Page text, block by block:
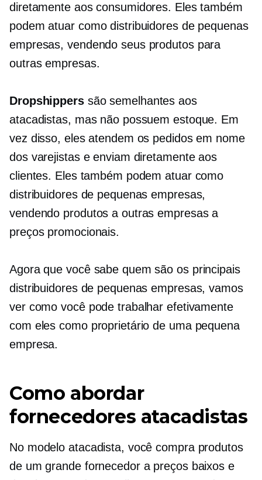
diretamente aos consumidores. Eles também
podem atuar como distribuidores de pequenas
empresas, vendendo seus produtos para
outras empresas.
Dropshipperssão semelhantes aos
atacadistas, mas não possuem estoque. Em
vez disso, eles atendem os pedidos em nome
dos varejistas e enviam diretamente aos
clientes. Eles também podem atuar como
distribuidores de pequenas empresas,
vendendo produtos a outras empresas a
preços promocionais.
Agora que você sabe quem são os principais
distribuidores de pequenas empresas, vamos
ver como você pode trabalhar efetivamente
com eles como proprietário de uma pequena
empresa.
Como abordar
fornecedores atacadistas
No modelo atacadista, você compra produtos
de um grande fornecedor a preços baixos e